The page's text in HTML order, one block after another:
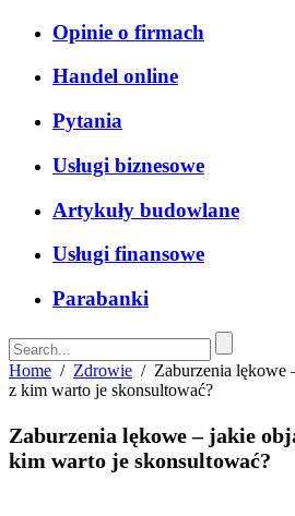
Opinie o firmach
Handel online
Pytania
Usługi biznesowe
Artykuły budowlane
Usługi finansowe
Parabanki
Home / Zdrowie / Zaburzenia lękowe
z kim warto je skonsultować?
Zaburzenia lękowe – jakie
kim warto je skonsultować?